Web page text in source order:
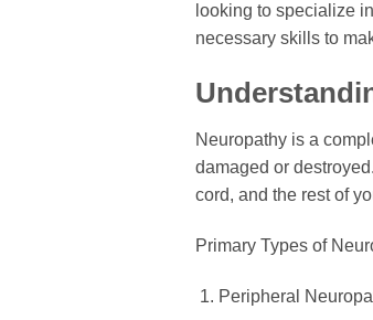
looking to specialize
necessary skills to
Neuropathy is a
damaged or
cord, and the rest of
Primary Types of
Peripheral